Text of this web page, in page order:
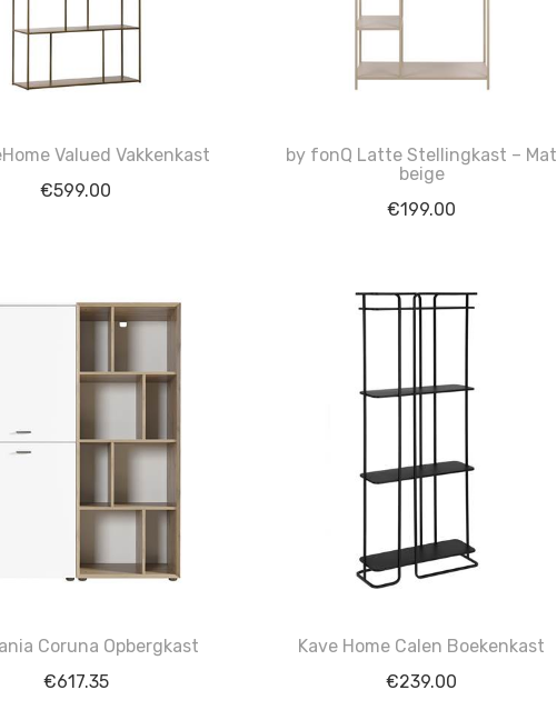
Valued Vakkenkast
€599.00
by fonQ Latte Stellingkast – Mat
beige
€199.00
Coruna Opbergkast
€617.35
Kave Home Calen Boekenkast
€239.00